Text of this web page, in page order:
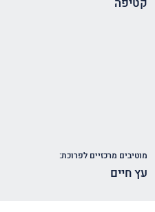
מוטיבים מרכזיים לפרוכת:
עץ חיים